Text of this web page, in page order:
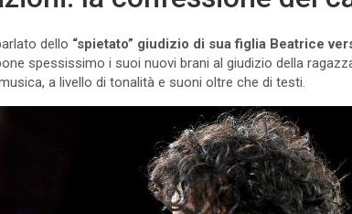
dello “spietato” giudizio di sua figlia Beatrice
spessissimo i suoi nuovi brani al giudizio della
a livello di tonalità e suoni oltre che di testi.